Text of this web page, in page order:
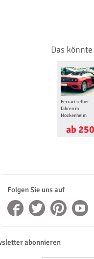
Das
Ferrari selber
fahren in
Hockenheim
ab
Folgen Sie uns auf
abonnieren